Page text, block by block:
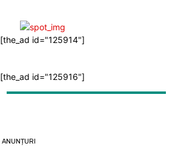
[the_ad id="125914"]
[the_ad id="125916"]
ANUNȚURI